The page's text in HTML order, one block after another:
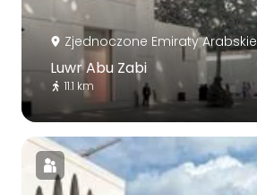
Zjednoczone Emiraty Arabskie
Luwr Abu Zabi
11.1 km